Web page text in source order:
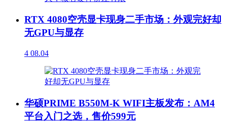
RTX 4080空壳显卡现身二手市场：外观完好却
无GPU与显存
4 08.04
华硕PRIME B550M-K WIFI主板发布：AM4
平台入门之选，售价599元